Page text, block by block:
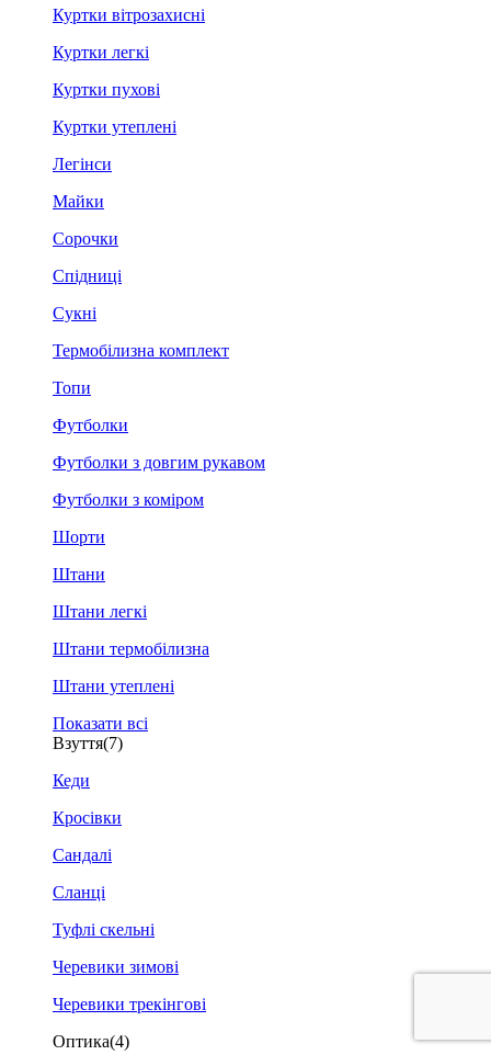
Куртки вітрозахисні
Куртки легкі
Куртки пухові
Куртки утеплені
Легінси
Майки
Сорочки
Спідниці
Сукні
Термобілизна комплект
Топи
Футболки
Футболки з довгим рукавом
Футболки з коміром
Шорти
Штани
Штани легкі
Штани термобілизна
Штани утеплені
Показати всі
Взуття(7)
Кеди
Кросівки
Сандалі
Сланці
Туфлі скельні
Черевики зимові
Черевики трекінгові
Оптика(4)